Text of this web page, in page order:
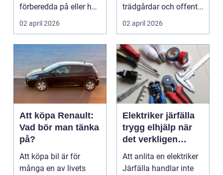
förberedda på eller har
valt. Mitt i ...
02 april 2026
trädgårdar och offent...
02 april 2026
Att köpa Renault:
Vad bör man tänka
på?
Att köpa bil är för
många en av livets
Elektriker järfälla
trygg elhjälp när
det verkligen
gäller
Att anlita en elektriker
Järfälla handlar inte